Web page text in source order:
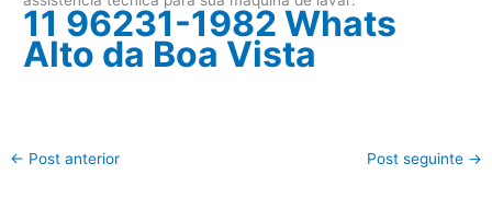
11 96231-1982 Whats
Alto da Boa Vista
← Post anterior Post seguinte →